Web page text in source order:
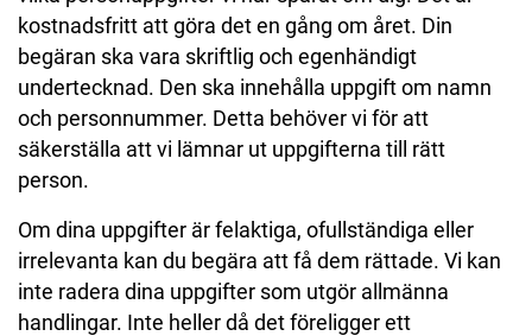
kostnadsfritt att göra det en gång om året. Din
begäran ska vara skriftlig och egenhändigt
undertecknad. Den ska innehålla uppgift om namn
och personnummer. Detta behöver vi för att
säkerställa att vi lämnar ut uppgifterna till rätt
person.
Om dina uppgifter är felaktiga, ofullständiga eller
irrelevanta kan du begära att få dem rättade. Vi kan
inte radera dina uppgifter som utgör allmänna
handlingar. Inte heller då det föreligger ett